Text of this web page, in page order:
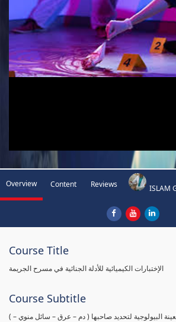
Overview Content Reviews ISLAM
Course Title
الإختبارات الكيميائية للأدلة الجنائية في مسرح الجريمة
Course Subtitle
( إجراء الإختبارات علي العينة البيولوجية لتحديد صاحبها ( دم – عرق – سائل منوي –